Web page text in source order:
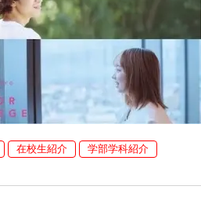
在校生紹介 学部学科紹介